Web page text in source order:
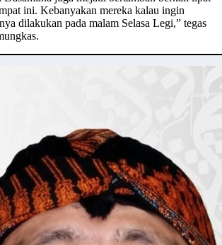
ini. Kebanyakan mereka kalau ingin
dilakukan pada malam Selasa Legi,” tegas